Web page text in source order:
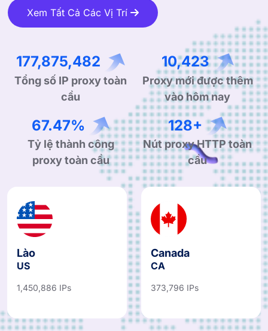
Xem Tất Cả Các Vị Trí
261,581,592
Tổng số IP proxy toàn
cầu
15,328
Proxy mới được thêm
vào hôm nay
99.90%
Tỷ lệ thành công
proxy toàn cầu
190+
Nút proxy HTTP toàn
cầu
Lào
US
1,450,886 IPs
Canada
CA
373,796 IPs